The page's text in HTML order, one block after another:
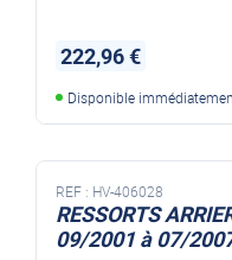
222,96 €
Disponible
REF : HV-406028
RESSORTS
09/2001 à 07/